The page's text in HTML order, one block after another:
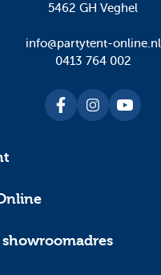
5462 GH Veghel
info@partytent-online.nl
0413 764 002